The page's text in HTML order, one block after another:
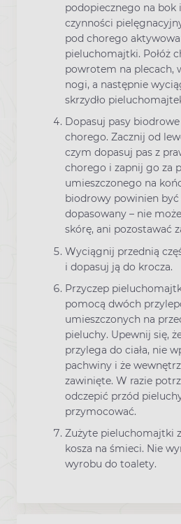
podopiecznego na bok
czynności
pod chorego
pieluchomajtki. Połóż
powrotem na plecach,
nogi, a następnie
skrzydło
Dopasuj pasy
chorego. Zacznij od
czym dopasuj pas z
chorego i zapnij go za
umieszczonego na
biodrowy powinien być
dopasowany – nie
skórę, ani pozostawać
Wyciągnij przednią
i dopasuj ją do krocza.
Przyczep
pomocą dwóch
umieszczonych na
pieluchy. Upewnij się,
przylega do ciała, nie
pachwiny i że
zawinięte. W razie
odczepić przód
przymocować.
Zużyte pieluchomajtki
kosza na śmieci. Nie
wyrobu do toalety.